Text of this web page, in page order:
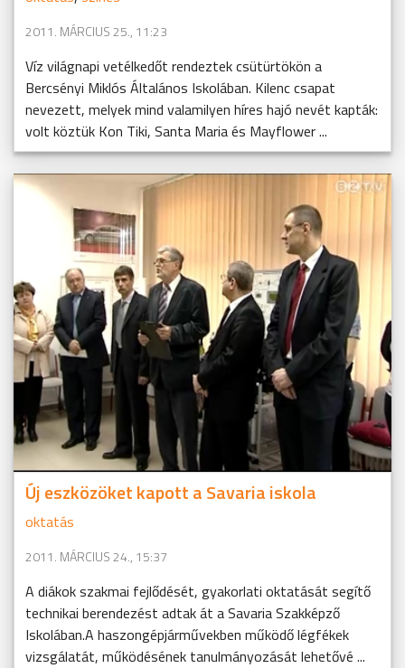
2011. MÁRCIUS 25., 11:23
Víz világnapi vetélkedőt rendeztek csütürtökön a
Bercsényi Miklós Általános Iskolában. Kilenc csapat
nevezett, melyek mind valamilyen híres hajó nevét kapták:
volt köztük Kon Tiki, Santa Maria és Mayflower ...
Új eszközöket kapott a Savaria iskola
oktatás
2011. MÁRCIUS 24., 15:37
A diákok szakmai fejlődését, gyakorlati oktatását segítő
technikai berendezést adtak át a Savaria Szakképző
Iskolában.A haszongépjárművekben működő légfékek
vizsgálatát, működésének tanulmányozását lehetővé ...